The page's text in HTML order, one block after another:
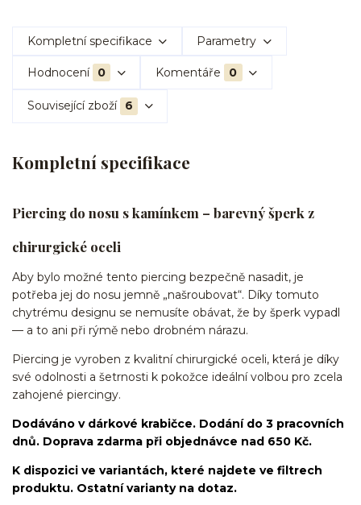
Kompletní specifikace Parametry
Hodnocení 0 Komentáře 0
Související zboží 6
Kompletní specifikace
Piercing do nosu s kamínkem – barevný šperk z
chirurgické oceli
Aby bylo možné tento piercing bezpečně nasadit, je
potřeba jej do nosu jemně „našroubovat“. Díky tomuto
chytrému designu se nemusíte obávat, že by šperk vypadl
— a to ani při rýmě nebo drobném nárazu.
Piercing je vyroben z kvalitní chirurgické oceli, která je díky
své odolnosti a šetrnosti k pokožce ideální volbou pro zcela
zahojené piercingy.
Dodáváno v dárkové krabičce. Dodání do 3 pracovních
dnů. Doprava zdarma při objednávce nad 650 Kč.
K dispozici ve variantách, které najdete ve filtrech
produktu. Ostatní varianty na dotaz.